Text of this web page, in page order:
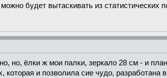
будет вытаскивать из статистических
но, ёлки ж мои палки, зеркало 28 см - и
и позволила сие чудо, разработана